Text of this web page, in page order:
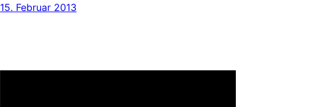
15. Februar 2013